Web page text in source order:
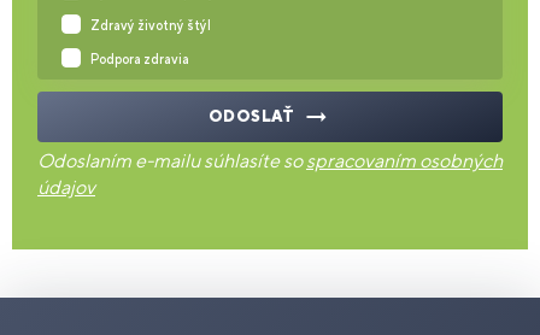
Zdravý životný štýl
Podpora zdravia
ODOSLAŤ
Odoslaním e-mailu súhlasíte sospracovaním osobných
údajov